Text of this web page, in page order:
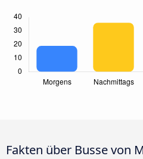
Fakten über Busse von